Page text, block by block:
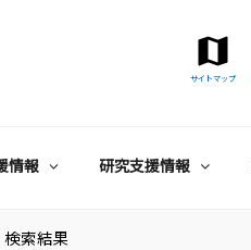
サイトマップ
情報 研究支援情報
索結果